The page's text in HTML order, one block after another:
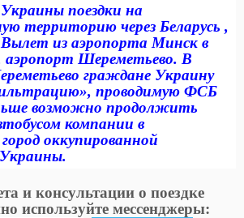
поездки на
территорию через Беларусь ,
из аэропорта Минск в
аэропорт Шереметьево. В
граждане Украину
проводимую ФСБ
возможно продолжить
компании в
оккупированной
и консультации о поездке
используйте мессенджеры: